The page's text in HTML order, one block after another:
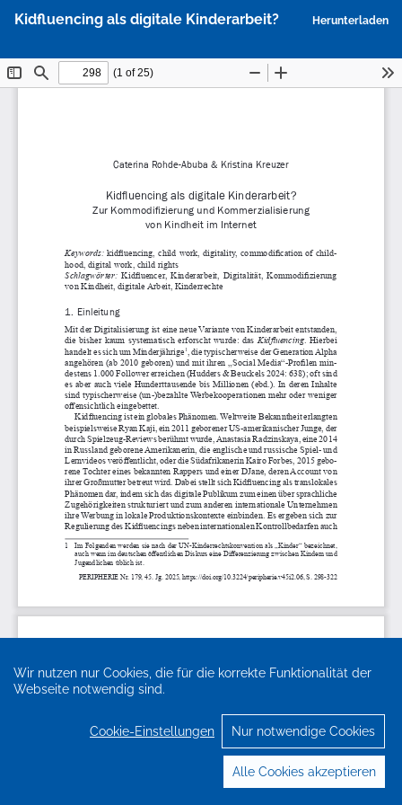
Wir nutzen nur Cookies, die für die korrekte Funktionalität der
Webseite notwendig sind.
Cookie-Einstellungen Nur notwendige Cookies
Alle Cookies akzeptieren
Artikeldetails
Kidfluencing als digitale Kinderarbeit? Herunterladen